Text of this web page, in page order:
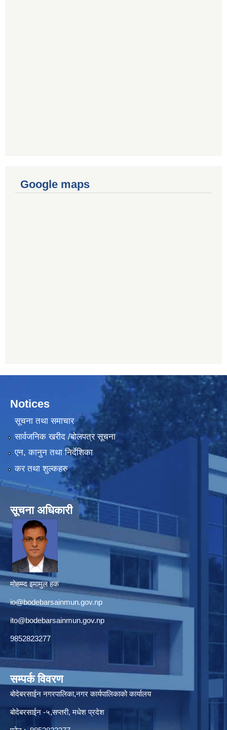
Google maps
Notices
सूचना तथा समाचार
सार्वजनिक खरीद /बोलपत्र सूचना
एन, कानुन तथा निर्देशिका
कर तथा शुल्कहरु
सूचना अधिकारी
मोहम्म्द इमामुल हक
io@bodebarsainmun.gov.np
ito@bodebarsainmun.gov.np
9852823277
सम्पर्क विवरण
बोदेबरसाईन नगरपालिका,नगर कार्यपालिकाको कार्यालय
बोदेबरसाईन -५,सप्तरी, मधेश प्रदेश